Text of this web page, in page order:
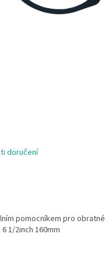
doručení
pomocníkem pro obratné
1/2inch 160mm